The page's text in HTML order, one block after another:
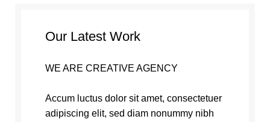
Our Latest Work
WE ARE CREATIVE AGENCY
Accum luctus dolor sit amet, consectetuer
adipiscing elit, sed diam nonummy nibh